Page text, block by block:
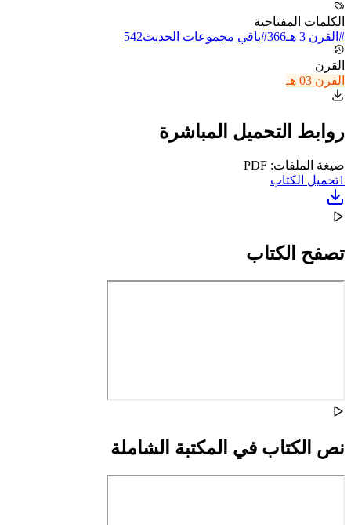
الكلمات المفتاحية
# القرن 3 هـ 366
#باقي مجموعات الحديث542
القرن
القرن 03 هـ
روابط التحميل المباشرة
صيغة الملفات: PDF
1تحميل الكتاب
تصفح الكتاب
نص الكتاب في المكتبة الشاملة